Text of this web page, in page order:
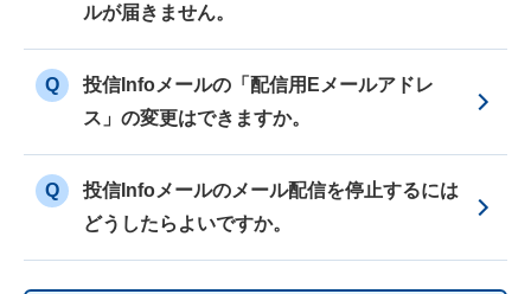
ルが届きません。
Q
投信Infoメールの「配信用Eメールアドレ
ス」の変更はできますか。
Q
投信Infoメールのメール配信を停止するには
どうしたらよいですか。